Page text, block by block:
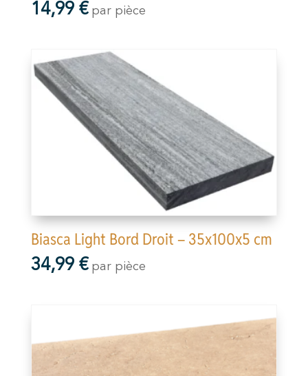
14,99 € par pièce
Biasca Light Bord Droit – 35x100x5 cm
34,99 € par pièce